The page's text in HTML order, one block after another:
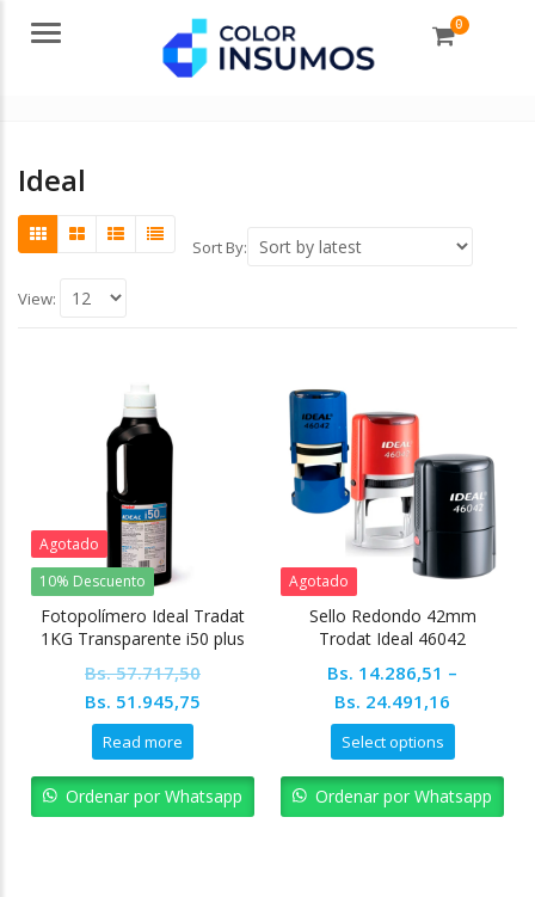
Menu 0
Ideal
Sort By:
View:
Agotado
10% Descuento
Fotopolímero Ideal Tradat
1KG Transparente i50 plus
Bs.57.717,50
Original
price
was:
Bs. 57.717,50.
Bs. 51.945,75
Bs. 51.945,75.
Read more
Ordenar por Whatsapp
Agotado
Sello Redondo 42mm
Trodat Ideal 46042
Bs. 14.286,51 –
Bs. 24.491,16
Select options
Ordenar por Whatsapp